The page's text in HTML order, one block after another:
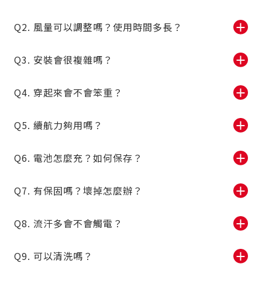
Q2. 風量可以調整嗎？使用時間多長？ ＋
Q3. 安裝會很複雜嗎？ ＋
Q4. 穿起來會不會笨重？ ＋
Q5. 續航力夠用嗎？ ＋
Q6. 電池怎麼充？如何保存？ ＋
Q7. 有保固嗎？壞掉怎麼辦？ ＋
Q8. 流汗多會不會觸電？ ＋
Q9. 可以清洗嗎？ ＋